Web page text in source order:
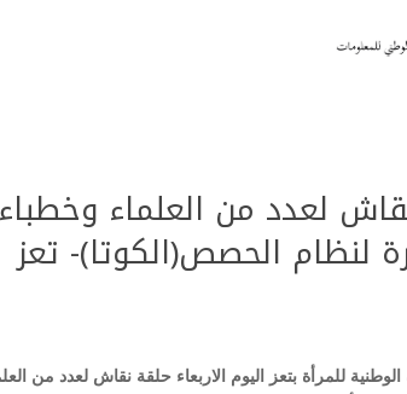
لعدد من العلماء
لنظام الحصص(الكوتا)- تعز
للمرأة بتعز اليوم الاربعاء حلقة نقاش لعدد من